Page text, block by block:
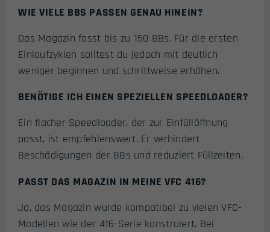
WIE VIELE BBS PASSEN GENAU HINEIN?
Das Magazin fasst bis zu 150 BBs. Für die ersten
Einlaufzyklen solltest du jedoch mit deutlich
weniger beginnen und schrittweise erhöhen.
BENÖTIGE ICH EINEN SPEZIELLEN SPEEDLOADER?
Ein flacher Speedloader, der zur Einfüllöffnung
passt, ist empfehlenswert. Er verhindert
Beschädigungen der BBs und reduziert Füllzeiten.
PASST DAS MAGAZIN IN MEINE VFC 416?
Ja, das Magazin wurde kompatibel zu vielen VFC-
Modellen wie der 416-Serie konstruiert. Bei